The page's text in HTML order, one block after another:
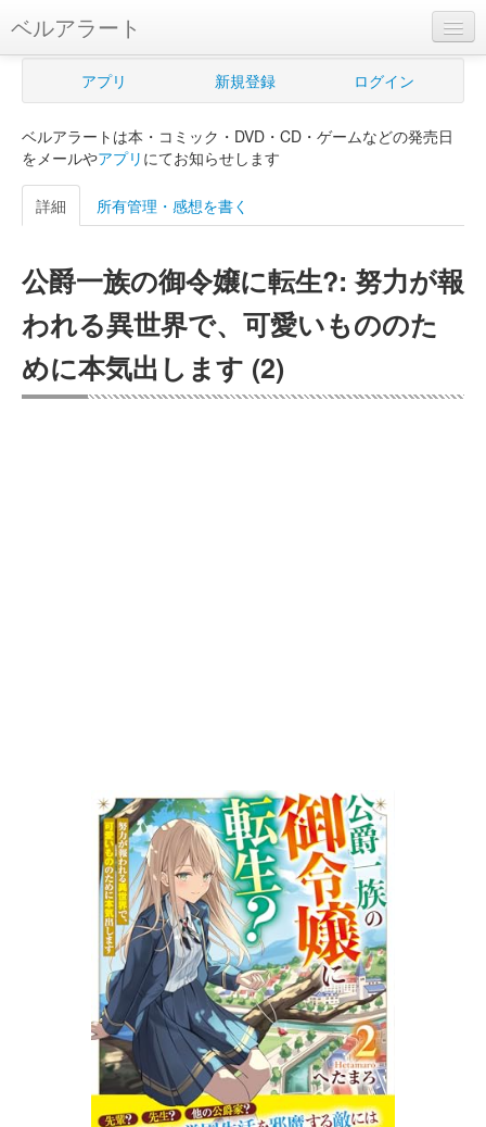
ベルアラート
ベルアラートとは
新規登録
ログイン
購入管理
Myシェルフ
プレミアム
アプリ 新規登録 ログイン
ベルアラートは本・コミック・DVD・CD・ゲームなどの発売日
をメールやアプリ にてお知らせします
詳細 所有管理・感想を書く
公爵一族の御令嬢に転生?: 努力が報
われる異世界で、可愛いもののた
めに本気出します (2)